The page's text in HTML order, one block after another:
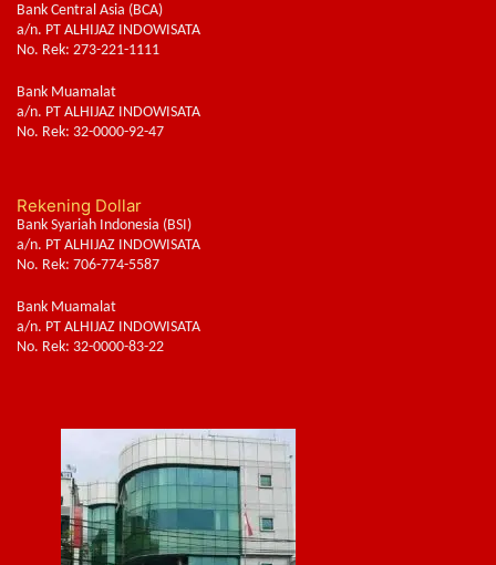
Bank Central Asia (BCA)
a/n. PT ALHIJAZ INDOWISATA
No. Rek: 273-221-1111
Bank Muamalat
a/n. PT ALHIJAZ INDOWISATA
No. Rek: 32-0000-92-47
Rekening Dollar
Bank Syariah Indonesia (BSI)
a/n. PT ALHIJAZ INDOWISATA
No. Rek: 706-774-5587
Bank Muamalat
a/n. PT ALHIJAZ INDOWISATA
No. Rek: 32-0000-83-22